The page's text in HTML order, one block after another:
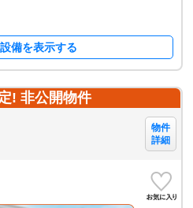
備を表示する
! 非公開物件
物件
詳細